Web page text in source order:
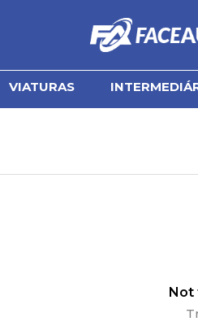
VIATURAS
Not